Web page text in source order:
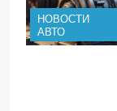
НОВОСТИ
АВТО